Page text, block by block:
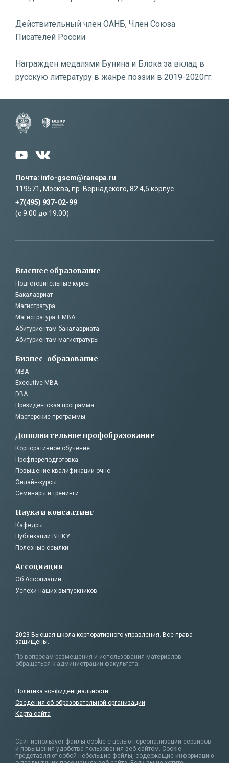
Действительный член ОАНБ, Член Союза
Писателей России
Награжден медалями Бунина и Блока за вклад в
русскую литературу в жанре поэзии в 2019-2020гг.
Почта: info-gscm@ranepa.ru
119571, Москва, пр. Вернадского, 82 4,5 корпус
+7(495) 937-02-99
(c 9:00 до 19:00)
Высшее образование
Подготовительные курсы
Бакалавриат
Магистратура
Магистратура + MBA
Абитуриентам бакалавриата
Абитуриентам магистратуры
Бизнес-образование
MBA
Executive MBA
DBA
Президентская программа
Мастерские программы
Дополнительное профобразование
Корпоративное обучение
Профпереподготовка
Повышение квалификации очно
Онлайн-курсы
Семинары и тренинги
Наука и консалтинг
Кафедры
Публикации ВШКУ
Полезные ссылки
Ассоциация
Об Ассоциации
Успехи наших выпускников
2023 Высшая школа корпоративного управления. Все права
защищены.
По вопросам размещения и использования материалов
обращаться к администрации факультета
Политика конфиденциальности
Сведения об образовательной организации
Карта сайта
Сайт использует файлы cookie с целью персонализации сервисов
и повышения удобства пользования веб-сайтом. Cookie
представляют собой небольшие файлы, содержащие информацию